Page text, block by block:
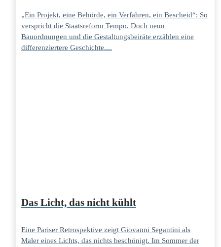
„Ein Projekt, eine Behörde, ein Verfahren, ein Bescheid“: So
verspricht die Staatsreform Tempo. Doch neun
Bauordnungen und die Gestaltungsbeiräte erzählen eine
differenziertere Geschichte....
Das Licht, das nicht kühlt
Eine Pariser Retrospektive zeigt Giovanni Segantini als
Maler eines Lichts, das nichts beschönigt. Im Sommer der